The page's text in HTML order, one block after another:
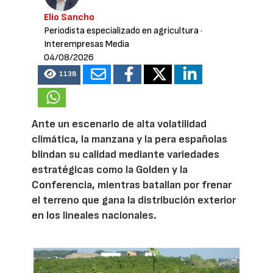
Elio Sancho
Periodista especializado en agricultura·
Interempresas Media
04/08/2026
1138
Ante un escenario de alta volatilidad
climática, la manzana y la pera españolas
blindan su calidad mediante variedades
estratégicas como la Golden y la
Conferencia, mientras batallan por frenar
el terreno que gana la distribución exterior
en los lineales nacionales.